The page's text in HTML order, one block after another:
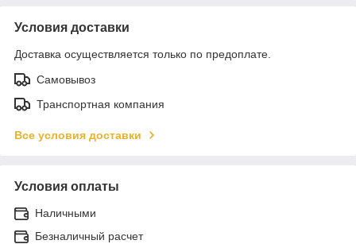
Условия доставки
Доставка осуществляется только по предоплате.
Самовывоз
Транспортная компания
Все условия доставки
Условия оплаты
Наличными
Безналичный расчет